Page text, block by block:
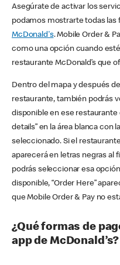
Asegúrate de activar los
podamos mostrarte todas las
McDonald's. Mobile Order &
como una opción cuando
restaurante McDonald’s que
Dentro del mapa y después
restaurante, también podrás
disponible en ese restaurante
details” en la área blanca con
seleccionado. Si el
aparecerá en letras negras al
podrás seleccionar esa
disponible, “Order Here”
que Mobile Order & Pay no
¿Qué formas de
app de McDonald’s?